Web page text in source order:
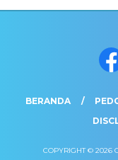
BERANDA
COPYRIGHT © 2026